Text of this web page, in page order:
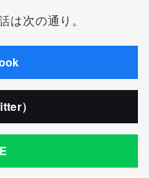
次の通り。
）